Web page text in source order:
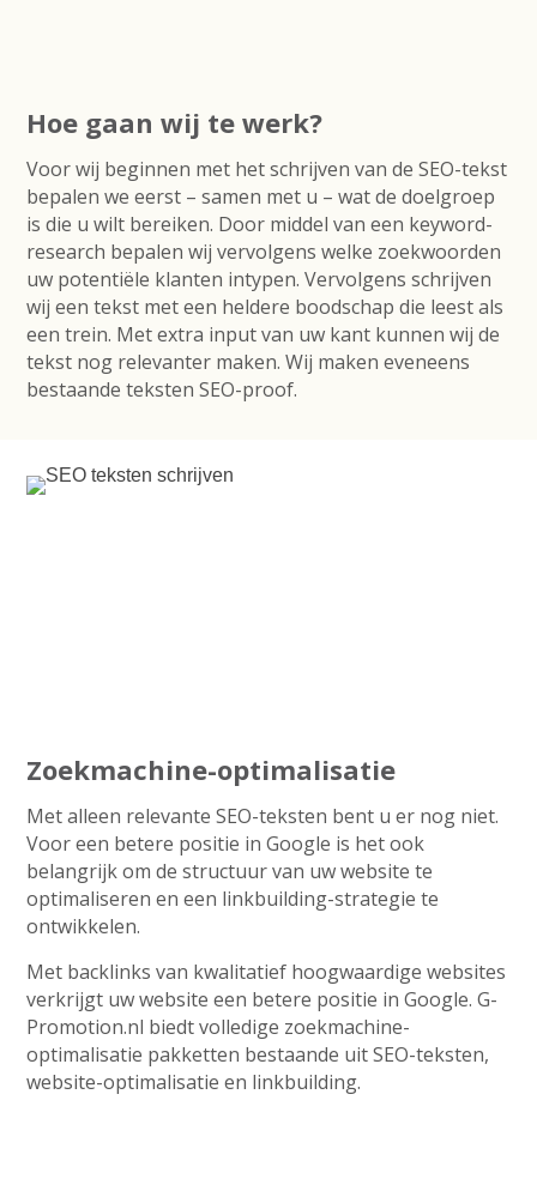
Hoe gaan wij te werk?
Voor wij beginnen met het schrijven van de SEO-tekst
bepalen we eerst – samen met u – wat de doelgroep
is die u wilt bereiken. Door middel van een keyword-
research bepalen wij vervolgens welke zoekwoorden
uw potentiële klanten intypen. Vervolgens schrijven
wij een tekst met een heldere boodschap die leest als
een trein. Met extra input van uw kant kunnen wij de
tekst nog relevanter maken. Wij maken eveneens
bestaande teksten SEO-proof.
Zoekmachine-optimalisatie
Met alleen relevante SEO-teksten bent u er nog niet.
Voor een betere positie in Google is het ook
belangrijk om de structuur van uw website te
optimaliseren en een linkbuilding-strategie te
ontwikkelen.
Met backlinks van kwalitatief hoogwaardige websites
verkrijgt uw website een betere positie in Google. G-
Promotion.nl biedt volledige zoekmachine-
optimalisatie pakketten bestaande uit SEO-teksten,
website-optimalisatie en linkbuilding.